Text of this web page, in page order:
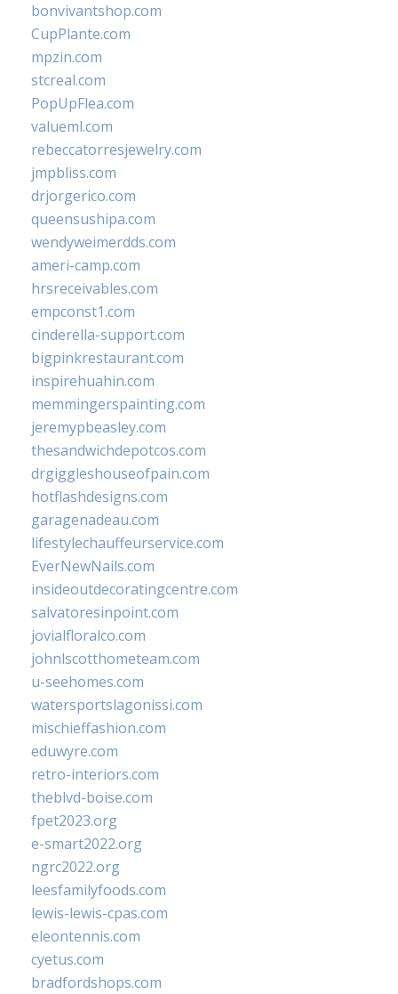
bonvivantshop.com
CupPlante.com
mpzin.com
stcreal.com
PopUpFlea.com
valueml.com
rebeccatorresjewelry.com
jmpbliss.com
drjorgerico.com
queensushipa.com
wendyweimerdds.com
ameri-camp.com
hrsreceivables.com
empconst1.com
cinderella-support.com
bigpinkrestaurant.com
inspirehuahin.com
memmingerspainting.com
jeremypbeasley.com
thesandwichdepotcos.com
drgiggleshouseofpain.com
hotflashdesigns.com
garagenadeau.com
lifestylechauffeurservice.com
EverNewNails.com
insideoutdecoratingcentre.com
salvatoresinpoint.com
jovialfloralco.com
johnlscotthometeam.com
u-seehomes.com
watersportslagonissi.com
mischieffashion.com
eduwyre.com
retro-interiors.com
theblvd-boise.com
fpet2023.org
e-smart2022.org
ngrc2022.org
leesfamilyfoods.com
lewis-lewis-cpas.com
eleontennis.com
cyetus.com
bradfordshops.com